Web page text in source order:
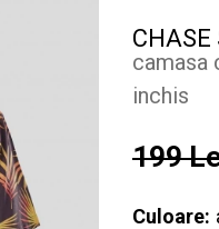
CHASE
camasa
inchis
199
Culoare: